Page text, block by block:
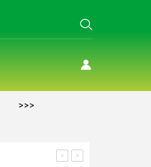
>>>
>
<